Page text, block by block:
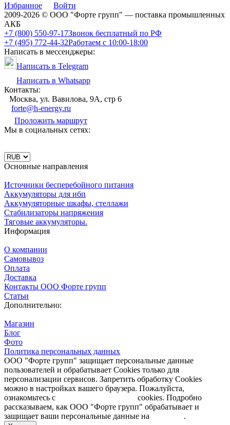
Избранное
Войти
2009-2026 © ООО "Форте групп" — поставка промышленных
АКБ
+7 (800) 550-97-17Звонок бесплатный по РФ
+7 (495) 772-44-32Работаем с 10:00-18:00
Написать в мессенджеры:
Написать в Telegram
Написать в Whatsapp
Контакты:
Москва, ул. Вавилова, 9А, стр 6
forte@h-energy.ru
Проложить маршрут
Мы в социальных сетях:
Основные направления
Источники бесперебойного питания
Аккумуляторы для ибп
Аккумуляторные шкафы, стеллажи
Стабилизаторы напряжения
Тяговые аккумуляторы.
Информация
О компании
Самовывоз
Оплата
Доставка
Контакты ООО Форте групп
Статьи
Дополнительно:
Магазин
Блог
Фото
Политика персональных данных
ООО "Форте групп" защищает персональные данные
пользователей и обрабатывает Cookies только для
персонализации сервисов. Запретить обработку Cookies
можно в настройках вашего браузера. Пожалуйста,
ознакомьтесь с
cookies. Подробно
рассказываем, как ООО "Форте групп" обрабатывает и
защищает ваши персональные данные на
.